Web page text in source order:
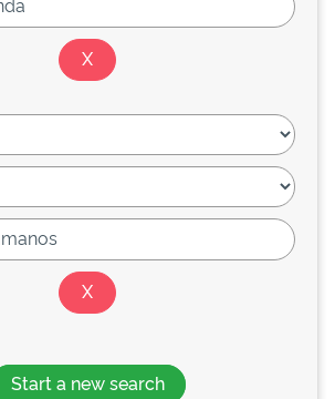
Start a new search